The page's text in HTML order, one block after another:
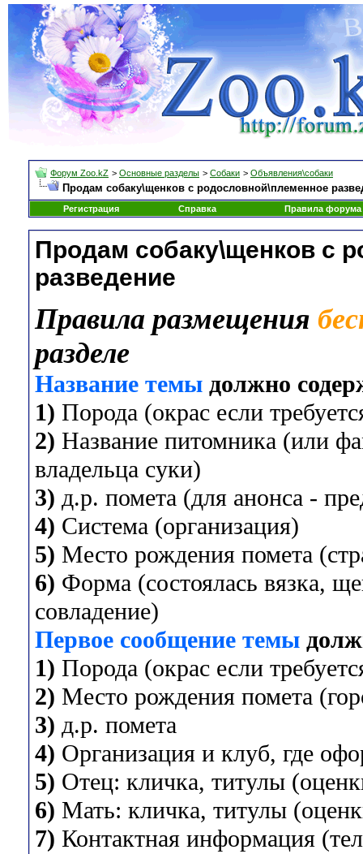
Форум Zoo.kZ > Основные разделы > Собаки > Объявления\собаки
Продам собаку\щенков с родословной\племенное
Регистрация Справка Правила форума
Продам собаку\щенков с
разведение
Правила размещения
разделе
Название темы должно
1) Порода (окрас если
2) Название питомника (или
владельца суки)
3) д.р. помета (для анонса -
4) Система (организация)
5) Место рождения помета
6) Форма (состоялась вязка,
совладение)
Первое сообщение темы
1) Порода (окрас если
2) Место рождения помета
3) д.р. помета
4) Организация и клуб, где
5) Отец: кличка, титулы
6) Мать: кличка, титулы
7) Контактная информация